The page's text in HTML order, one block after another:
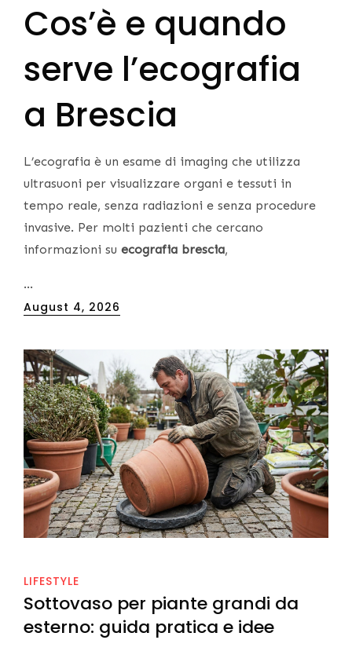
Cos’è e quando
serve l’ecografia
a Brescia
L’ecografia è un esame di imaging che utilizza
ultrasuoni per visualizzare organi e tessuti in
tempo reale, senza radiazioni e senza procedure
invasive. Per molti pazienti che cercano
informazioni su ecografia brescia,
…
Posted
August 4, 2026
LIFESTYLE
Sottovaso per piante grandi da
esterno: guida pratica e idee